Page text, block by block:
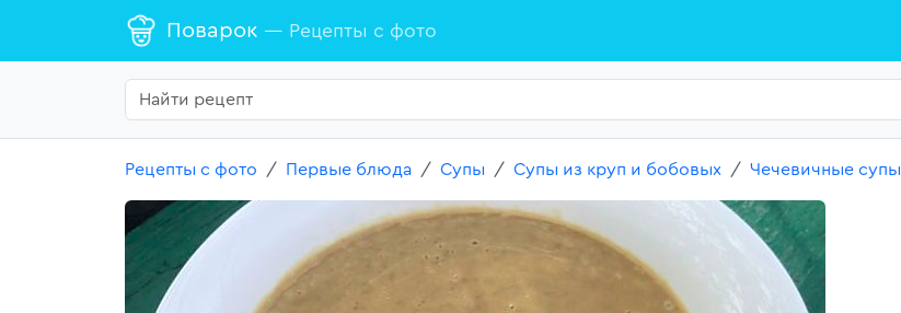
Поварок — Рецепты с фото
Рецепты с фото Первые блюда Супы Супы из круп и бобовых Чечевичные супы